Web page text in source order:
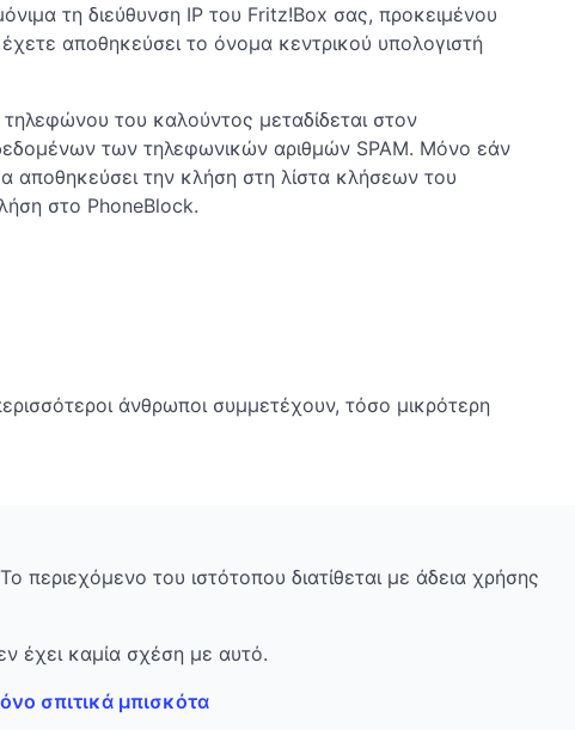
τη διεύθυνση IP του Fritz!Box σας, προκειμένου
αποθηκεύσει το όνομα κεντρικού υπολογιστή
του καλούντος μεταδίδεται στον
των τηλεφωνικών αριθμών SPAM. Μόνο εάν
αποθηκεύσει την κλήση στη λίστα κλήσεων του
στο PhoneBlock.
άνθρωποι συμμετέχουν, τόσο μικρότερη
περιεχόμενο του ιστότοπου διατίθεται με άδεια χρήσης
έχει καμία σχέση με αυτό.
σπιτικά μπισκότα